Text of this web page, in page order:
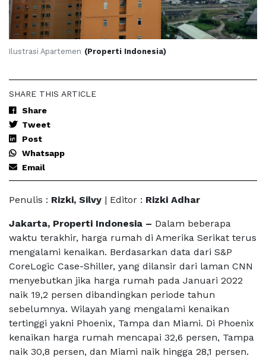
Ilustrasi Apartemen (Properti Indonesia)
SHARE THIS ARTICLE
Share
Tweet
Post
Whatsapp
Email
Penulis : Rizki, Silvy | Editor : Rizki Adhar
Jakarta, Properti Indonesia – Dalam beberapa
waktu terakhir, harga rumah di Amerika Serikat terus
mengalami kenaikan. Berdasarkan data dari S&P
CoreLogic Case-Shiller, yang dilansir dari laman CNN
menyebutkan jika harga rumah pada Januari 2022
naik 19,2 persen dibandingkan periode tahun
sebelumnya. Wilayah yang mengalami kenaikan
tertinggi yakni Phoenix, Tampa dan Miami. Di Phoenix
kenaikan harga rumah mencapai 32,6 persen, Tampa
naik 30,8 persen, dan Miami naik hingga 28,1 persen.